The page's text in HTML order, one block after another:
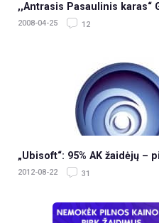
,,Antrasis Pasaulinis karas“
2008-04-25 12
„Ubisoft“: 95% AK žaidėjų –
2012-08-22 31